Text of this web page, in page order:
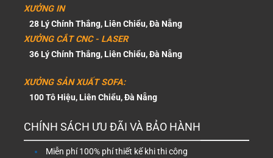
XƯỞNG IN
28 Lý Chính Thắng, Liên Chiểu, Đà Nẵng
XƯỞNG CẮT CNC - LASER
36 Lý Chính Thắng, Liên Chiểu, Đà Nẵng
XƯỞNG SẢN XUẤT SOFA:
100 Tô Hiệu, Liên Chiểu, Đà Nẵng
CHÍNH SÁCH ƯU ĐÃI VÀ BẢO HÀNH
Miễn phí 100% phí thiết kế khi thi công